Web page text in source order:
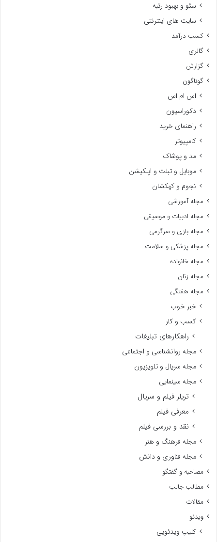
سئو و بهبود رتبه
سایت های اینترنتی
کسب درآمد
گالری
گزارش
گوناگون
اس ام اس
دکوراسیون
راهنمای خرید
کامپیوتر
مد و پوشاک
موبایل و تبلت و اپلکیشن
نجوم و کهکشان
مجله آموزشی
مجله ادبیات و موسیقی
مجله بازی و سرگرمی
مجله پزشکی و سلامت
مجله خانواده
مجله زنان
مجله هفتگی
خبر خوب
کسب و کار
راهکارهای تبلیغات
مجله روانشناسی و اجتماعی
مجله سریال و تلویزیون
مجله سینمایی
تریلر فیلم و سریال
معرفی فیلم
نقد و بررسی فیلم
مجله فرهنگ و هنر
مجله فناوری و دانش
مصاحبه و گفتگو
مطالب جالب
مقالات
ویدئو
کلیپ ویدئویی